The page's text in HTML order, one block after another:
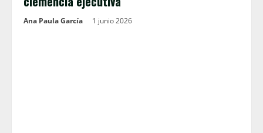
Ana Paula García 1 junio 2026